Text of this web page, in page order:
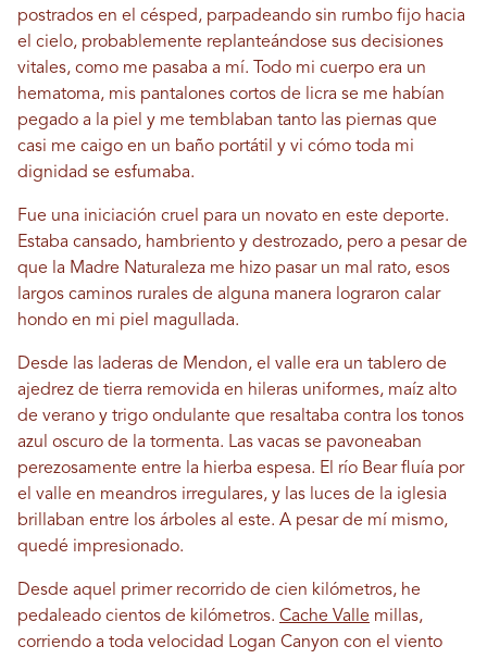
postrados en el césped, parpadeando sin rumbo fijo hacia
el cielo, probablemente replanteándose sus decisiones
vitales, como me pasaba a mí. Todo mi cuerpo era un
hematoma, mis pantalones cortos de licra se me habían
pegado a la piel y me temblaban tanto las piernas que
casi me caigo en un baño portátil y vi cómo toda mi
dignidad se esfumaba.
Fue una iniciación cruel para un novato en este deporte.
Estaba cansado, hambriento y destrozado, pero a pesar de
que la Madre Naturaleza me hizo pasar un mal rato, esos
largos caminos rurales de alguna manera lograron calar
hondo en mi piel magullada.
Desde las laderas de Mendon, el valle era un tablero de
ajedrez de tierra removida en hileras uniformes, maíz alto
de verano y trigo ondulante que resaltaba contra los tonos
azul oscuro de la tormenta. Las vacas se pavoneaban
perezosamente entre la hierba espesa. El río Bear fluía por
el valle en meandros irregulares, y las luces de la iglesia
brillaban entre los árboles al este. A pesar de mí mismo,
quedé impresionado.
Desde aquel primer recorrido de cien kilómetros, he
pedaleado cientos de kilómetros. Cache Valle millas,
corriendo a toda velocidad Logan Canyon con el viento